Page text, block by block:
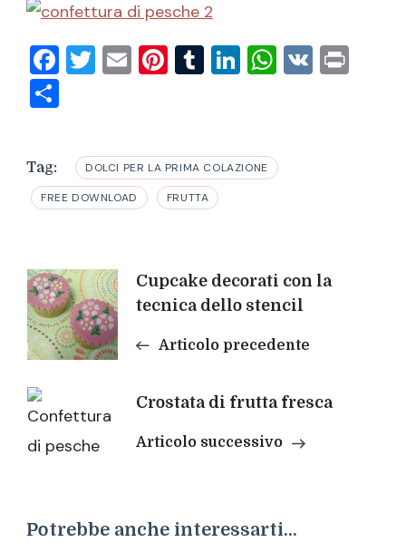
Facebook
Twitter
EmailPinterest
Tumblr
LinkedIn
VK
Tag: DOLCI PER LA PRIMA COLAZIONE
FREE DOWNLOAD FRUTTA
Navigazione
articoli
Cupcake decorati con la
tecnica dello stencil
Articolo precedente
Crostata di frutta fresca
Articolo successivo
Potrebbe anche interessarti...